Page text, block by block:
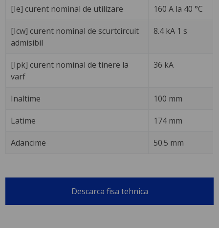
[Ie] curent nominal de utilizare 160 A la 40 °C
[Icw] curent nominal de scurtcircuit
admisibil
8.4 kA 1 s
[Ipk] curent nominal de tinere la
varf
36 kA
Inaltime 100 mm
Latime 174 mm
Adancime 50.5 mm
Descarca fisa tehnica